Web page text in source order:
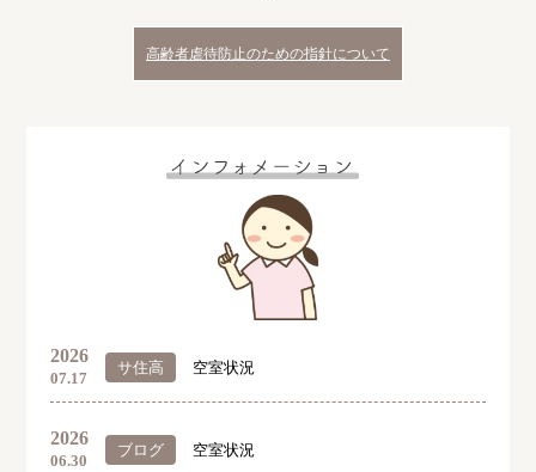
高齢者虐待防止のための指針について
2026
07.17
サ住高 空室状況
2026
06.30
ブログ 空室状況